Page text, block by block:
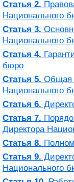
Статья 2.
Национального
Статья 3.
Национального
Статья 4.
бюро
Статья 5. Общая
Национального
Статья 6.
Статья 7.
Директора
Статья 8.
Статья 9.
Национального